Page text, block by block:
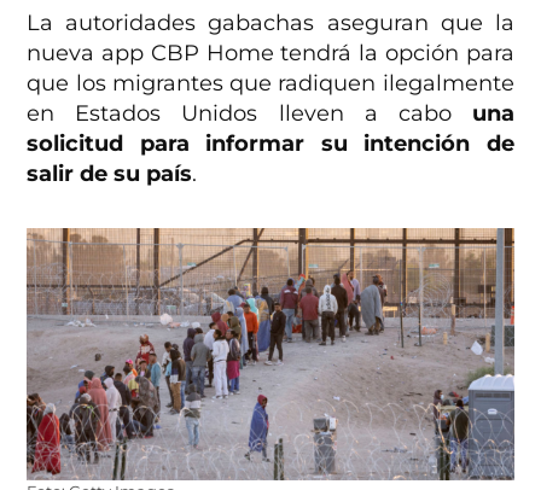
La autoridades gabachas aseguran que la
nueva app CBP Home tendrá la opción para
que los migrantes que radiquen ilegalmente
en Estados Unidos lleven a cabo una
solicitud para informar su intención de
salir de su país.